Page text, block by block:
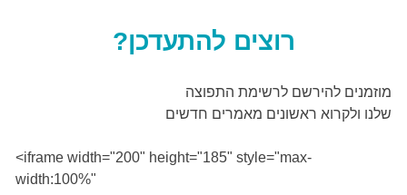
רוצים להתעדכן?
מוזמנים להירשם לרשימת התפוצה
שלנו ולקרוא ראשונים מאמרים חדשים
<iframe width="200" height="185" style="max-
width:100%"